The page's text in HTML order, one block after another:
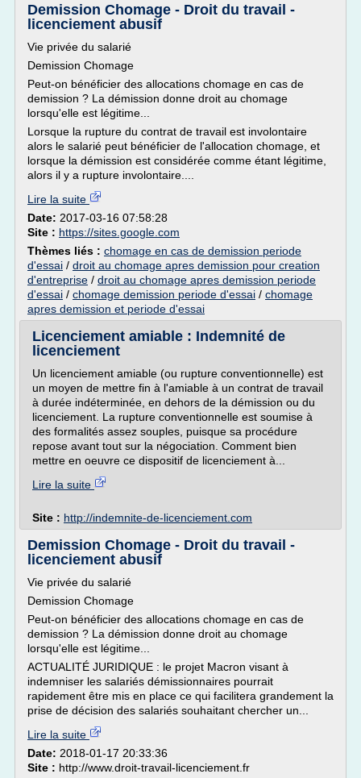
Demission Chomage - Droit du travail -
licenciement abusif
Vie privée du salarié
Demission Chomage
Peut-on bénéficier des allocations chomage en cas de
demission ? La démission donne droit au chomage
lorsqu'elle est légitime...
Lorsque la rupture du contrat de travail est involontaire
alors le salarié peut bénéficier de l'allocation chomage, et
lorsque la démission est considérée comme étant légitime,
alors il y a rupture involontaire....
Lire la suite
Date: 2017-03-16 07:58:28
Site : https://sites.google.com
Thèmes liés : chomage en cas de demission periode
d'essai / droit au chomage apres demission pour creation
d'entreprise / droit au chomage apres demission periode
d'essai / chomage demission periode d'essai / chomage
apres demission et periode d'essai
Licenciement amiable : Indemnité de
licenciement
Un licenciement amiable (ou rupture conventionnelle) est
un moyen de mettre fin à l'amiable à un contrat de travail
à durée indéterminée, en dehors de la démission ou du
licenciement. La rupture conventionnelle est soumise à
des formalités assez souples, puisque sa procédure
repose avant tout sur la négociation. Comment bien
mettre en oeuvre ce dispositif de licenciement à...
Lire la suite
Site : http://indemnite-de-licenciement.com
Demission Chomage - Droit du travail -
licenciement abusif
Vie privée du salarié
Demission Chomage
Peut-on bénéficier des allocations chomage en cas de
demission ? La démission donne droit au chomage
lorsqu'elle est légitime...
ACTUALITÉ JURIDIQUE : le projet Macron visant à
indemniser les salariés démissionnaires pourrait
rapidement être mis en place ce qui facilitera grandement la
prise de décision des salariés souhaitant chercher un...
Lire la suite
Date: 2018-01-17 20:33:36
Site : http://www.droit-travail-licenciement.fr